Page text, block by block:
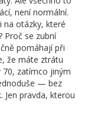
není normální.
na otázky, které
Proč se zubní
pomáhají při
že máte ztrátu
70, zatímco jiným
— bez
Jen pravda, kterou